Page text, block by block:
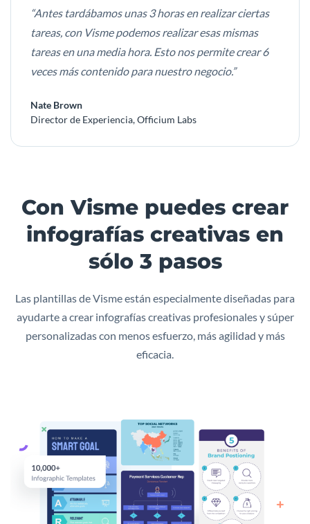
“Antes tardábamos unas 3 horas en realizar ciertas
tareas, con Visme podemos realizar esas mismas
tareas en una media hora. Esto nos permite crear 6
veces más contenido para nuestro negocio.”
Nate Brown
Director de Experiencia, Officium Labs
Con Visme puedes crear
infografías creativas en
sólo 3 pasos
Las plantillas de Visme están especialmente diseñadas para
ayudarte a crear infografías creativas profesionales y súper
personalizadas con menos esfuerzo, más agilidad y más
eficacia.